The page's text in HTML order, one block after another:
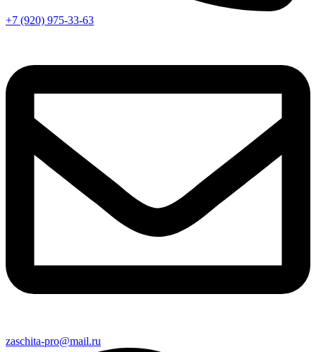
+7 (920) 975-33-63
zaschita-pro@mail.ru